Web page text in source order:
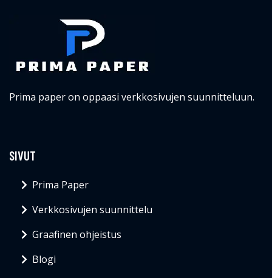
Prima paper on oppaasi verkkosivujen suunnitteluun.
SIVUT
Prima Paper
Verkkosivujen suunnittelu
Graafinen ohjeistus
Blogi